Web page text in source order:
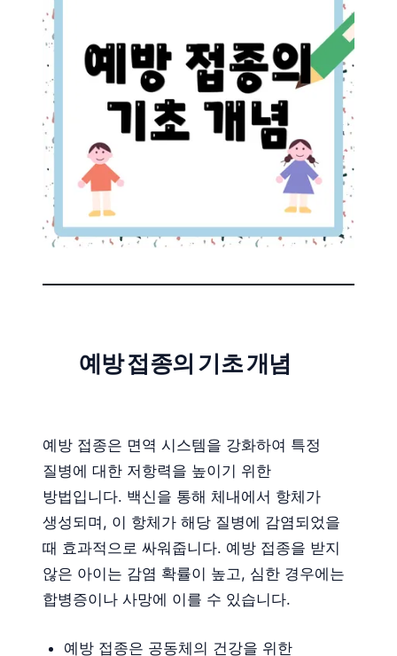
예방 접종의 기초 개념
예방 접종은 면역 시스템을 강화하여 특정
질병에 대한 저항력을 높이기 위한
방법입니다. 백신을 통해 체내에서 항체가
생성되며, 이 항체가 해당 질병에 감염되었을
때 효과적으로 싸워줍니다. 예방 접종을 받지
않은 아이는 감염 확률이 높고, 심한 경우에는
합병증이나 사망에 이를 수 있습니다.
예방 접종은 공동체의 건강을 위한